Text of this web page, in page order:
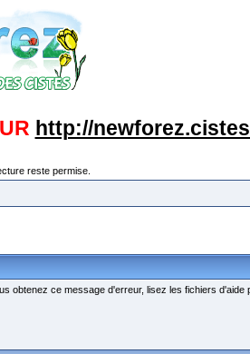
http://
reste permise.
ce message d'erreur, lisez les fichiers d'aide